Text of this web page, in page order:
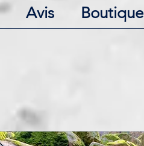
Avis Boutique